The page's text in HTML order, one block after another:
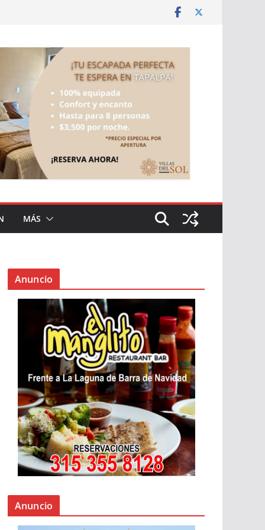
MÁS
Anuncio
Anuncio